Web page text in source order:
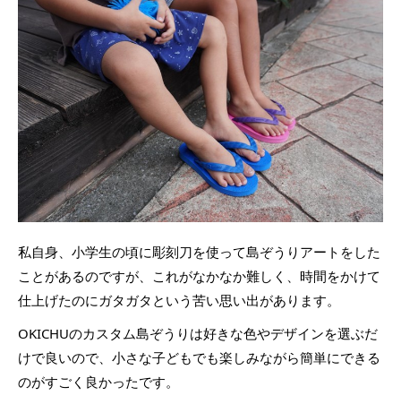
私自身、小学生の頃に彫刻刀を使って島ぞうりアートをした
ことがあるのですが、これがなかなか難しく、時間をかけて
仕上げたのにガタガタという苦い思い出があります。
OKICHUのカスタム島ぞうりは好きな色やデザインを選ぶだ
けで良いので、小さな子どもでも楽しみながら簡単にできる
のがすごく良かったです。